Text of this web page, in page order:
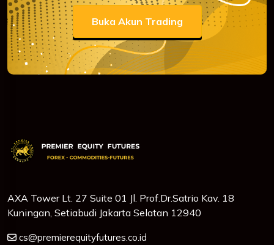
Buka Akun Trading
AXA Tower Lt. 27 Suite 01 Jl. Prof.Dr.Satrio Kav. 18
Kuningan, Setiabudi Jakarta Selatan 12940
cs@premierequityfutures.co.id